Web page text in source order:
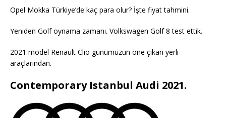
Opel Mokka Türkiye’de kaç para olur? İşte fiyat tahmini.
Yeniden Golf oynama zamanı. Volkswagen Golf 8 test ettik.
2021 model Renault Clio günümüzün öne çıkan yerli
araçlarından.
Contemporary Istanbul Audi 2021.